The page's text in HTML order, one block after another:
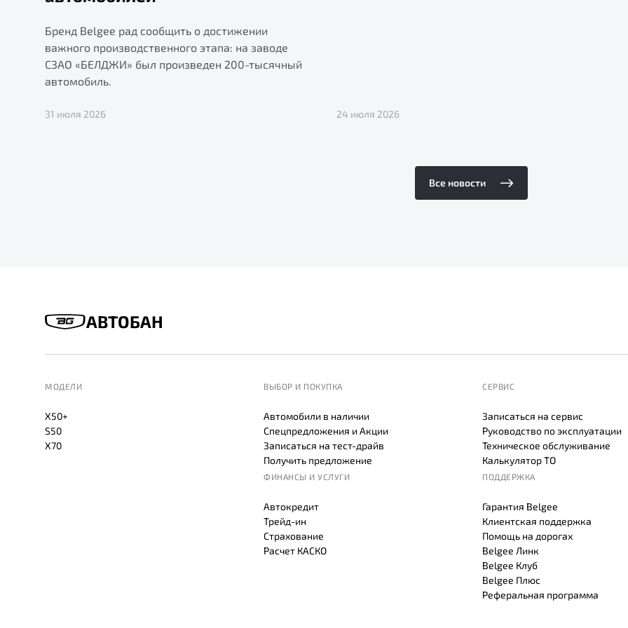
Бренд Belgee рад сообщить о достижении
важного производственного этапа: на заводе
СЗАО «БЕЛДЖИ» был произведен 200-тысячный
автомобиль.
31 июля 2026 24 июля 2026
Все новости
АВТОБАН
МОДЕЛИ
X50+
S50
X70
ВЫБОР И ПОКУПКА
Автомобили в наличии
Спецпредложения и Акции
Записаться на тест-драйв
Получить предложение
ФИНАНСЫ И УСЛУГИ
Автокредит
Трейд-ин
Страхование
Расчет КАСКО
СЕРВИС
Записаться на сервис
Руководство по эксплуатации
Техническое обслуживание
Калькулятор ТО
ПОДДЕРЖКА
Гарантия Belgee
Клиентская поддержка
Помощь на дорогах
Belgee Линк
Belgee Клуб
Belgee Плюс
Реферальная программа